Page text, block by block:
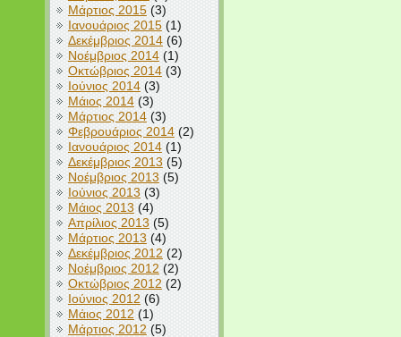
Μάρτιος 2015(3)
Ιανουάριος 2015(1)
Δεκέμβριος 2014(6)
Νοέμβριος 2014(1)
Οκτώβριος 2014(3)
Ιούνιος 2014(3)
Μάιος 2014(3)
Μάρτιος 2014(3)
Φεβρουάριος 2014(2)
Ιανουάριος 2014(1)
Δεκέμβριος 2013 (5)
Νοέμβριος 2013(5)
Ιούνιος 2013(3)
Μάιος 2013(4)
Απρίλιος 2013 (5)
Μάρτιος 2013 (4)
Δεκέμβριος 2012 (2)
Νοέμβριος 2012 (2)
Οκτώβριος 2012 (2)
Ιούνιος 2012 (6)
Μάιος 2012 (1)
Μάρτιος 2012 (5)